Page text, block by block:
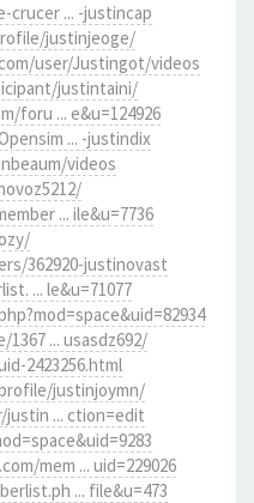
... -justincap
justinjeoge/
user/Justingot/videos
justintaini/
foru ... e&u=124926
... -justindix
videos
... ile&u=7736
362920-justinovast
... le&u=71077
... usasdz692/
2423256.html
justinjoymn/
... ction=edit
mem ... uid=229026
... file&u=473